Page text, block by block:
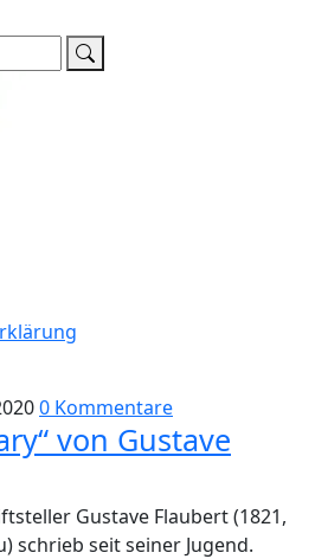
0 Kommentare
von Gustave
Gustave Flaubert (1821,
schrieb seit seiner Jugend.